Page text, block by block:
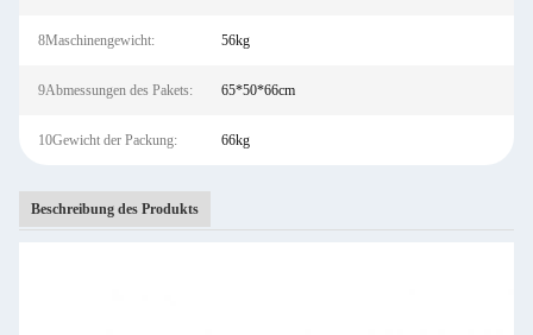
8Maschinengewicht: 56kg
9Abmessungen des Pakets: 65*50*66cm
10Gewicht der Packung: 66kg
Beschreibung des Produkts